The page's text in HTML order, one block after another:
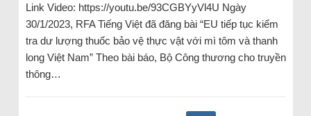
Link Video: https://youtu.be/93CGBYyVl4U Ngày
30/1/2023, RFA Tiếng Việt đã đăng bài “EU tiếp tục kiểm
tra dư lượng thuốc bảo vệ thực vật với mì tôm và thanh
long Việt Nam” Theo bài báo, Bộ Công thương cho truyền
thông…